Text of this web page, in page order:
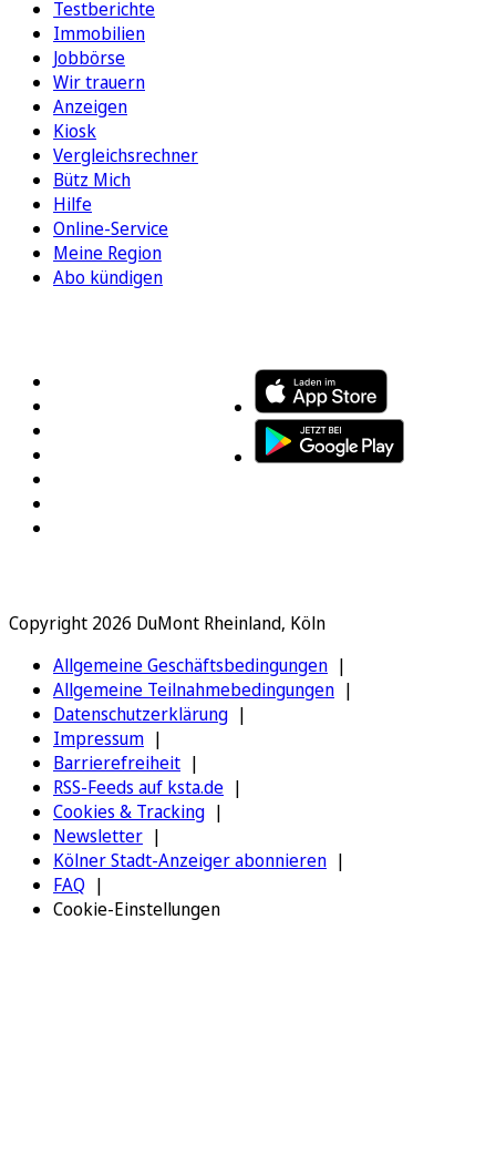
Testberichte
Immobilien
Jobbörse
Wir trauern
Anzeigen
Kiosk
Vergleichsrechner
Bütz Mich
Hilfe
Online-Service
Meine Region
Abo kündigen
Copyright 2026 DuMont Rheinland, Köln
Allgemeine Geschäftsbedingungen
Allgemeine Teilnahmebedingungen
Datenschutzerklärung
Impressum
Barrierefreiheit
RSS-Feeds auf ksta.de
Cookies & Tracking
Newsletter
Kölner Stadt-Anzeiger abonnieren
FAQ
Cookie-Einstellungen